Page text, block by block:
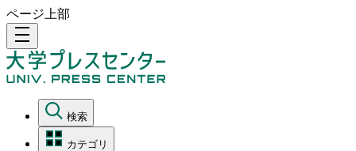
ページ上部
density_medium
検索
カテゴリ